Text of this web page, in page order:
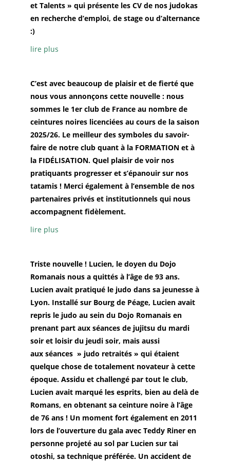
et Talents » qui présente les CV de nos judokas
en recherche d’emploi, de stage ou d’alternance
:)
lire plus
C’est avec beaucoup de plaisir et de fierté que
nous vous annonçons cette nouvelle : nous
sommes le 1er club de France au nombre de
ceintures noires licenciées au cours de la saison
2025/26. Le meilleur des symboles du savoir-
faire de notre club quant à la FORMATION et à
la FIDÉLISATION. Quel plaisir de voir nos
pratiquants progresser et s’épanouir sur nos
tatamis ! Merci également à l’ensemble de nos
partenaires privés et institutionnels qui nous
accompagnent fidèlement.
lire plus
Triste nouvelle ! Lucien, le doyen du Dojo
Romanais nous a quittés à l’âge de 93 ans.
Lucien avait pratiqué le judo dans sa jeunesse à
Lyon. Installé sur Bourg de Péage, Lucien avait
repris le judo au sein du Dojo Romanais en
prenant part aux séances de jujitsu du mardi
soir et loisir du jeudi soir, mais aussi
aux séances » judo retraités » qui étaient
quelque chose de totalement novateur à cette
époque. Assidu et challengé par tout le club,
Lucien avait marqué les esprits, bien au delà de
Romans, en obtenant sa ceinture noire à l’âge
de 76 ans ! Un moment fort également en 2011
lors de l’ouverture du gala avec Teddy Riner en
personne projeté au sol par Lucien sur tai
otoshi, sa technique préférée. Un accident de